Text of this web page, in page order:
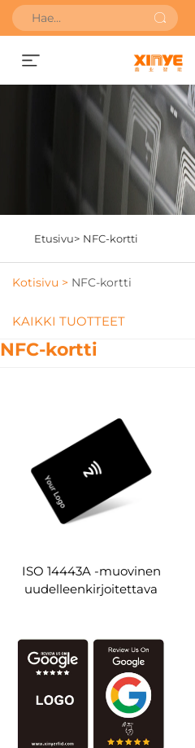
Etusivu> NFC-kortti
Kotisivu > NFC-kortti
KAIKKI TUOTTEET
NFC-kortti
ISO 14443A -muovinen
uudelleenkirjoitettava
Ntag216, taajuus 13,56
MHz, OEM,
mukautettavissa, tyhjä
musta PVC-kortti